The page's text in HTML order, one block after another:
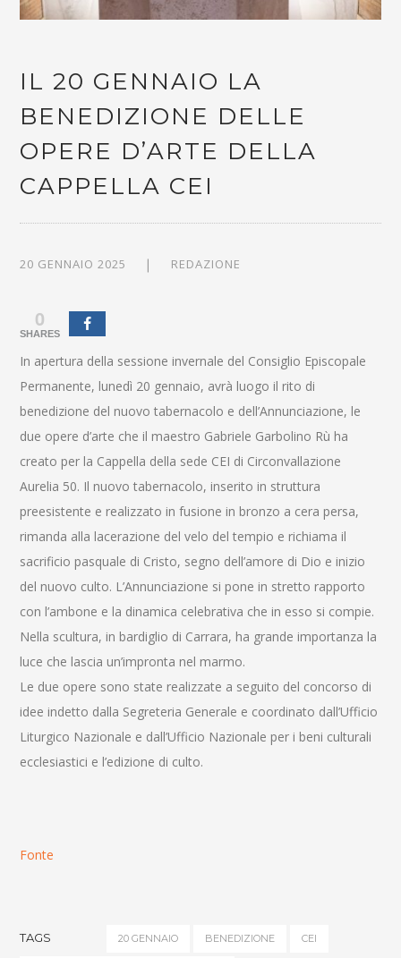
IL 20 GENNAIO LA
BENEDIZIONE DELLE
OPERE D’ARTE DELLA
CAPPELLA CEI
20 GENNAIO 2025 REDAZIONE
0
SHARES
In apertura della sessione invernale del Consiglio Episcopale
Permanente, lunedì 20 gennaio, avrà luogo il rito di
benedizione del nuovo tabernacolo e dell’Annunciazione, le
due opere d’arte che il maestro Gabriele Garbolino Rù ha
creato per la Cappella della sede CEI di Circonvallazione
Aurelia 50. Il nuovo tabernacolo, inserito in struttura
preesistente e realizzato in fusione in bronzo a cera persa,
rimanda alla lacerazione del velo del tempio e richiama il
sacrificio pasquale di Cristo, segno dell’amore di Dio e inizio
del nuovo culto. L’Annunciazione si pone in stretto rapporto
con l’ambone e la dinamica celebrativa che in esso si compie.
Nella scultura, in bardiglio di Carrara, ha grande importanza la
luce che lascia un’impronta nel marmo.
Le due opere sono state realizzate a seguito del concorso di
idee indetto dalla Segreteria Generale e coordinato dall’Ufficio
Liturgico Nazionale e dall’Ufficio Nazionale per i beni culturali
ecclesiastici e l’edizione di culto.
Fonte
TAGS 20 GENNAIO BENEDIZIONE CEI